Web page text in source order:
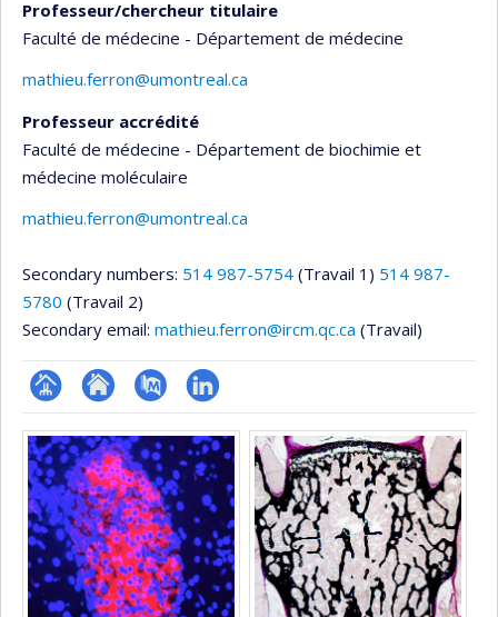
Professeur/chercheur titulaire
Faculté de médecine - Département de médecine
mathieu.ferron@umontreal.ca
Professeur accrédité
Faculté de médecine - Département de biochimie et
médecine moléculaire
mathieu.ferron@umontreal.ca
Secondary numbers: 514 987-5754 (Travail 1) 514 987-
5780 (Travail 2)
Secondary email: mathieu.ferron@ircm.qc.ca (Travail)
Page
professionnelle
(faculté,département,école)
Site
web
de
l’unité
de
recherche
PubMedLinkedIn
Media